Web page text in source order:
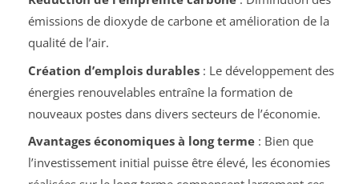
émissions de dioxyde de carbone et amélioration de la
qualité de l’air.
Création d’emplois durables: Le développement des
énergies renouvelables entraîne la formation de
nouveaux postes dans divers secteurs de l’économie.
Avantages économiques à long terme: Bien que
l’investissement initial puisse être élevé, les économies